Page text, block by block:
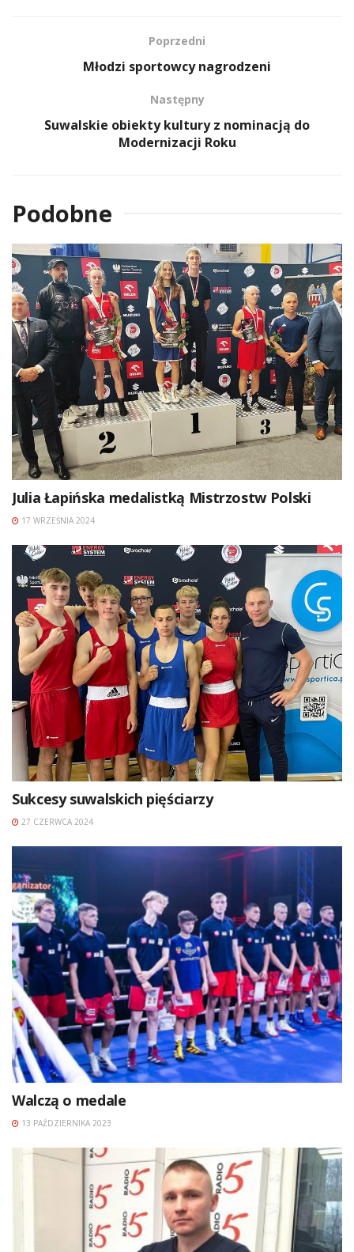
Poprzedni
Młodzi sportowcy nagrodzeni
Następny
Suwalskie obiekty kultury z nominacją do
Modernizacji Roku
Podobne
Julia Łapińska medalistką Mistrzostw Polski
17 WRZEŚNIA 2024
Sukcesy suwalskich pięściarzy
27 CZERWCA 2024
Walczą o medale
13 PAŹDZIERNIKA 2023